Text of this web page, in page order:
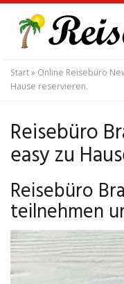
main
content
Start» Online Reisebüro
Hause reservieren.
Reisebüro
easy zu
Reisebüro
teilnehmen